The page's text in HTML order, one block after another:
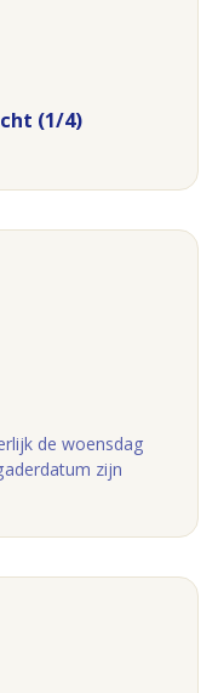
(1/4)
de woensdag
zijn